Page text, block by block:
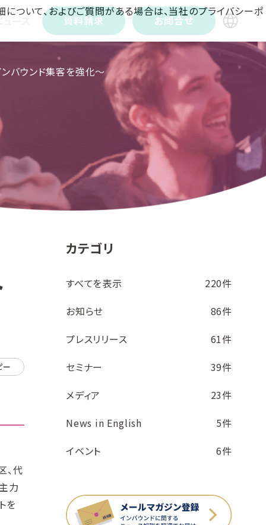
資料請求 お問合せ
バウンド集客を強化〜
ー
、代
力
を
カテゴリ
すべてを表示
220件
お知らせ
86件
プレスリリース
61件
セミナー
39件
メディア
23件
News in English
5件
イベント
6件
ついて、およびご質問がある場合は、当社のプライバシーポ